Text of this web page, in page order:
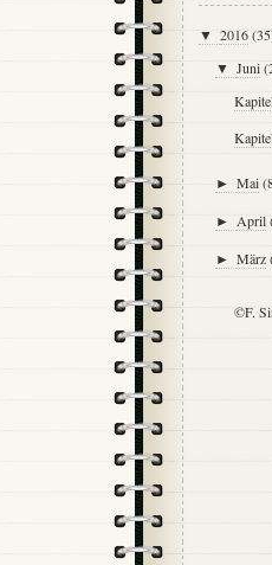
▼ 2016
▼ Juni
►Mai
►April
►März
©F.